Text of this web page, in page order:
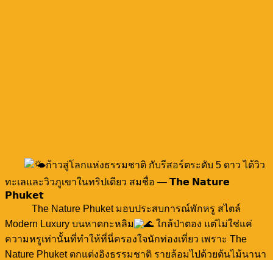
ก้าวสู่โลกแห่งธรรมชาติ กับรีสอร์ตระดับ 5 ดาว ได้วิว
ทะเลและวิวภูเขาในทริปเดียว สมชื่อ — 𝗧𝗵𝗲 𝗡𝗮𝘁𝘂𝗿𝗲
𝗣𝗵𝘂𝗸𝗲𝘁
The Nature Phuket มอบประสบการณ์พักหรู สไตล์
Modern Luxury บนหาดกะหลิม
ใกล้ป่าตอง แต่ไม่ใช่แค่
ความหรูเท่านั้นที่ทำให้ที่นี่ครองใจนักท่องเที่ยว เพราะ The
Nature Phuket ตกแต่งอิงธรรมชาติ รายล้อมไปด้วยต้นไม้นานา